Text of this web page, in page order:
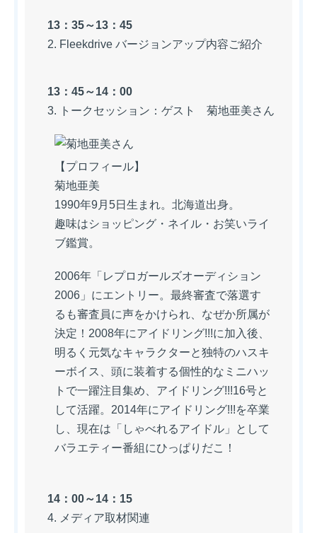
13：35～13：45
2. Fleekdrive バージョンアップ内容ご紹介
13：45～14：00
3. トークセッション：ゲスト 菊地亜美さん
【プロフィール】
菊地亜美
1990年9月5日生まれ。北海道出身。
趣味はショッピング・ネイル・お笑いライ
ブ鑑賞。
2006年「レプロガールズオーディション
2006」にエントリー。最終審査で落選す
るも審査員に声をかけられ、なぜか所属が
決定！2008年にアイドリング!!!に加入後、
明るく元気なキャラクターと独特のハスキ
ーボイス、頭に装着する個性的なミニハッ
トで一躍注目集め、アイドリング!!!16号と
して活躍。2014年にアイドリング!!!を卒業
し、現在は「しゃべれるアイドル」として
バラエティー番組にひっぱりだこ！
14：00～14：15
4. メディア取材関連